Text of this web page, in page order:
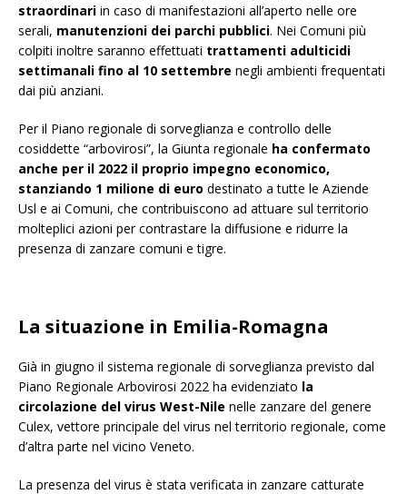
straordinari in caso di manifestazioni all’aperto nelle ore
serali, manutenzioni dei parchi pubblici. Nei Comuni più
colpiti inoltre saranno effettuati trattamenti adulticidi
settimanali fino al 10 settembre negli ambienti frequentati
dai più anziani.
Per il Piano regionale di sorveglianza e controllo delle
cosiddette “arbovirosi”, la Giunta regionale ha confermato
anche per il 2022 il proprio impegno economico,
stanziando 1 milione di euro destinato a tutte le Aziende
Usl e ai Comuni, che contribuiscono ad attuare sul territorio
molteplici azioni per contrastare la diffusione e ridurre la
presenza di zanzare comuni e tigre.
La situazione in Emilia-Romagna
Già in giugno il sistema regionale di sorveglianza previsto dal
Piano Regionale Arbovirosi 2022 ha evidenziato la
circolazione del virus West-Nile nelle zanzare del genere
Culex, vettore principale del virus nel territorio regionale, come
d’altra parte nel vicino Veneto.
La presenza del virus è stata verificata in zanzare catturate